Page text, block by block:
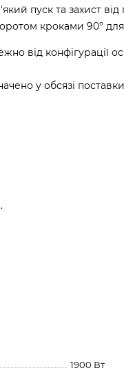
пуск та захист від
кроками 90°
від конфігурації
у обсязі
1900 Вт